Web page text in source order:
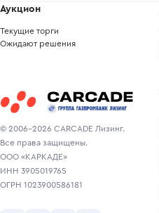
© 2006-2026 CARCADE Лизинг.
Все права защищены.
ООО «КАРКАДЕ»
ИНН 3905019765
ОГРН 1023900586181
Аукцион
Текущие торги
Ожидают решения